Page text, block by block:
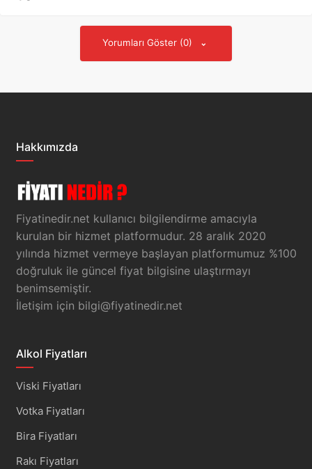
Yorumları Göster (0)
Hakkımızda
Fiyatinedir.net kullanıcı bilgilendirme amacıyla
kurulan bir hizmet platformudur. 28 aralık 2020
yılında hizmet vermeye başlayan platformumuz %100
doğruluk ile güncel fiyat bilgisine ulaştırmayı
benimsemiştir.
İletişim için bilgi@fiyatinedir.net
Alkol Fiyatları
Viski Fiyatları
Votka Fiyatları
Bira Fiyatları
Rakı Fiyatları